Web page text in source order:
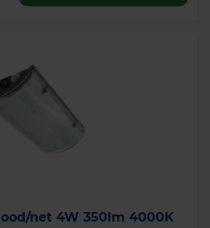
net 4W 350lm 4000K